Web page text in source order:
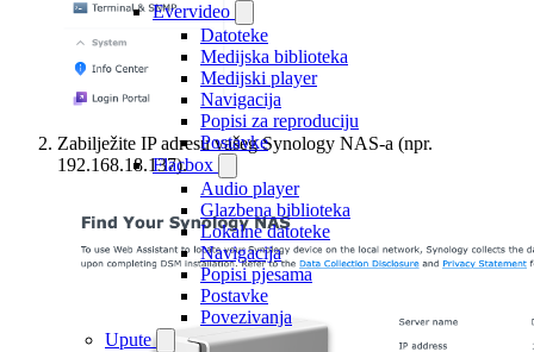
Evervideo
Datoteke
Medijska biblioteka
Medijski player
Navigacija
Popisi za reproduciju
Postavke
Flacbox
Audio player
Glazbena biblioteka
Lokalne datoteke
Navigacija
Popisi pjesama
Postavke
Povezivanja
Upute
Zabilježite IP adresu vašeg Synology NAS-a (npr.
192.168.18.137).